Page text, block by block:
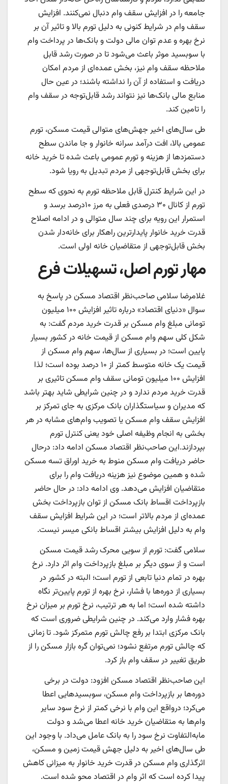
جامعه را در افزایش سقف وام دنبال نمی‌‌‌کنند. افزایش
سقف وام در شرایط کنونی به دلیل تورم بالا و تاثیر آن بر
نرخ بهره و عدم توان مالی دولت و بانک‌ها در پرداخت وام
با سوبسید موثر باعث می‌شود تا در صورت رشد قابل
ملاحظه سقف وام نیز، بخش عمده‌‌‌ای از مردم امکان
دریافت و استفاده از آن را نداشته باشند؛ در عین حال
منابع مالی بانک‌ها نیز نتواند رشد قابل‌توجه در سقف وام
را تامین کند.
طی سال‌های اخیر جهش‌‌‌های متوالی قیمت مسکن، تورم
عمومی بالا، افت درآمد سرانه خانوار و جا ماندن سطح
دستمزدها از هزینه و تورم عمومی باعث شده تا خرید خانه
برای بخش قابل‌توجهی از مردم تبدیل به رویا شود.
در این شرایط کنترل قابل ملاحظه تورم به نحوی که سطح
تورم از کانال ۳۰ درصدی فعلی به مرز ۱۰‌درصد برسد و
استمرار این رویه برای چند سال متوالی و در ادامه اصلاح
قدرت خرید خانوار پایدارترین راهکار برای خانه‌‌‌دار شدن
بخش قابل‌توجهی از متقاضیان خانه اولی است.
مهار تورم اصل، تسهیلات فرع
غلامرضا سلامی صاحب‌‌نظر اقتصاد مسکن در پاسخ به
سوال «دنیای اقتصاد» درباره تاثیر افزایش ۱۰۰ میلیون
تومانی مبلغ وام مسکن بر قدرت خرید مردم گفت: به
شکل کلی سهم وام مسکن از قیمت خانه در کشور بسیار
پایین است؛ در بسیاری از سال‌ها، سهم وام مسکن از
قیمت یک خانه متوسط کمتر از ۱۰ درصد بوده است؛ لذا
افزایش ۱۰۰ میلیون تومانی سقف وام مسکن تاثیری بر
قدرت خرید مردم ندارد و در چنین شرایطی شاید بهتر باشد
که مدیران و سیاستگذاران بانک مرکزی به جای تمرکز بر
افزایش سقف وام مسکن یا تصویب وام‌‌های مشابه در هر
بخشی به انجام وظیفه اصلی خود یعنی کنترل تورم
بپردازند.این صاحب‌‌نظر اقتصاد مسکن ادامه داد: درحال
حاضر دریافت وام مسکن منوط به خرید اوراق تسه مسکن
شده و همین موضوع نیز هزینه دریافت وام را برای
متقاضیان افزایش می‌دهد. وی ادامه داد: در حال حاضر
بازپرداخت اقساط بانک مسکن از توان بازپرداخت بخش
عمده‌‌ای از مردم بالاتر است؛ در این شرایط افزایش سقف
وام به دلیل افزایش بیشتر اقساط بانکی میسر نیست.
سلامی گفت: تورم از سویی محرک رشد قیمت مسکن
است و از سوی دیگر بر مبلغ بازپرداخت وام اثر دارد. نرخ
بهره در تمام دنیا تابعی از تورم است؛ البته در کشور در
بسیاری از دوره‌ها با فشار، نرخ بهره از تورم پایین‌‌تر نگاه
داشته شده است؛ اما به هر ترتیب، نرخ تورم بر میزان نرخ
بهره فشار وارد می‌کند. در چنین شرایطی ضروری است که
بانک مرکزی ابتدا بر رفع چالش تورم متمرکز شود. تا زمانی
که چالش تورم مرتفع نشود؛ نمی‌توان گره بازار مسکن را از
طریق تغییر در سقف وام باز کرد.
این صاحب‌‌نظر اقتصاد مسکن افزود: دولت در برخی
دوره‌ها بر بازپرداخت وام مسکن، سوبسیدهایی اعطا
می‌کرد؛ درواقع این وام با نرخی کمتر از نرخ سود سایر
وام‌‌ها به متقاضیان خرید خانه اعطا می‌شد و دولت
ما‌به‌التفاوت نرخ سود را به بانک عامل می‌‌داد. با وجود این
طی سال‌های اخیر به دلیل جهش قیمت زمین و مسکن،
اثرگذاری وام مسکن در قدرت خرید خانوار به میزانی کاهش
پیدا کرده است که اثر وام در اقتصاد محو شده است.